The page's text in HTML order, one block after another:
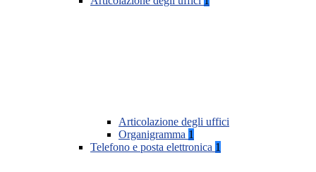
Articolazione degli uffici
Organigramma 1
Telefono e posta elettronica 1